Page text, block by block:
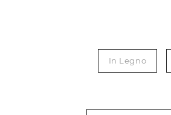
In Legno